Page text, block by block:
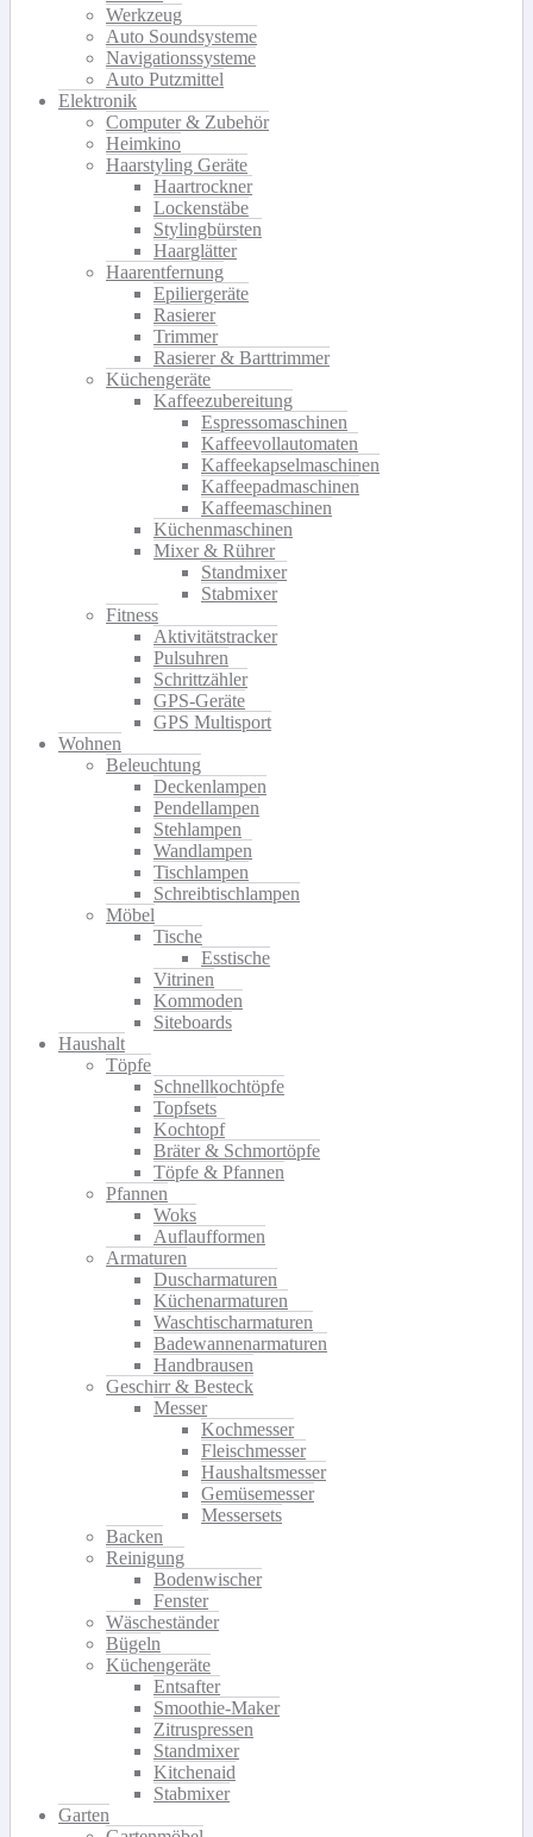
Werkzeug
Auto Soundsysteme
Navigationssysteme
Auto Putzmittel
Elektronik
Computer & Zubehör
Heimkino
Haarstyling Geräte
Haartrockner
Lockenstäbe
Stylingbürsten
Haarglätter
Haarentfernung
Epiliergeräte
Rasierer
Trimmer
Rasierer & Barttrimmer
Küchengeräte
Kaffeezubereitung
Espressomaschinen
Kaffeevollautomaten
Kaffeekapselmaschinen
Kaffeepadmaschinen
Kaffeemaschinen
Küchenmaschinen
Mixer & Rührer
Standmixer
Stabmixer
Fitness
Aktivitätstracker
Pulsuhren
Schrittzähler
GPS-Geräte
GPS Multisport
Wohnen
Beleuchtung
Deckenlampen
Pendellampen
Stehlampen
Wandlampen
Tischlampen
Schreibtischlampen
Möbel
Tische
Esstische
Vitrinen
Kommoden
Siteboards
Haushalt
Töpfe
Schnellkochtöpfe
Topfsets
Kochtopf
Bräter & Schmortöpfe
Töpfe & Pfannen
Pfannen
Woks
Auflaufformen
Armaturen
Duscharmaturen
Küchenarmaturen
Waschtischarmaturen
Badewannenarmaturen
Handbrausen
Geschirr & Besteck
Messer
Kochmesser
Fleischmesser
Haushaltsmesser
Gemüsemesser
Messersets
Backen
Reinigung
Bodenwischer
Fenster
Wäscheständer
Bügeln
Küchengeräte
Entsafter
Smoothie-Maker
Zitruspressen
Standmixer
Kitchenaid
Stabmixer
Garten